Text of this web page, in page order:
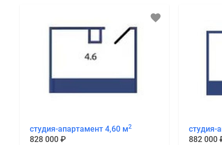
студия-апартамент 4,60 м2
828 000 ₽
студия-
882 000